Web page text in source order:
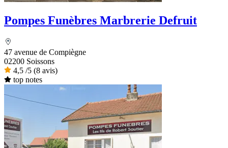
Pompes Funèbres Marbrerie Defruit
47 avenue de Compiègne
02200 Soissons
4,5 /5 (8 avis)
top notes